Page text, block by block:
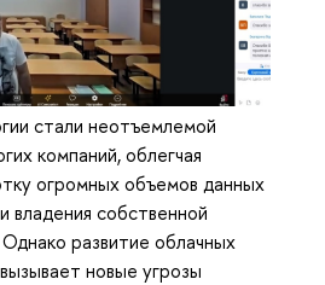
стали неотъемлемой
компаний, облегчая
огромных объемов данных
владения собственной
развитие облачных
новые угрозы